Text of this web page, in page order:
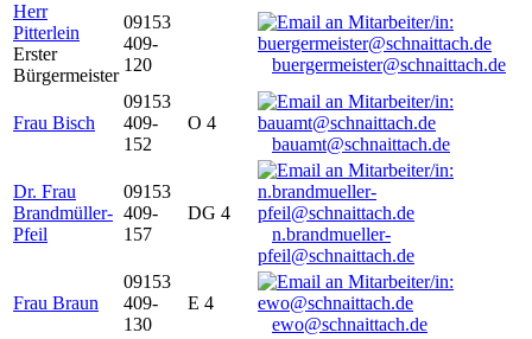
Herr
Pitterlein
Erster
Bürgermeister
09153
409-
120
buergermeister@schnaittach.de
Frau Bisch
09153
409-
152
O 4
bauamt@schnaittach.de
Dr. Frau
Brandmüller-
Pfeil
09153
409-
157
DG 4
n.brandmueller-
pfeil@schnaittach.de
Frau Braun
09153
409-
130
E 4
ewo@schnaittach.de